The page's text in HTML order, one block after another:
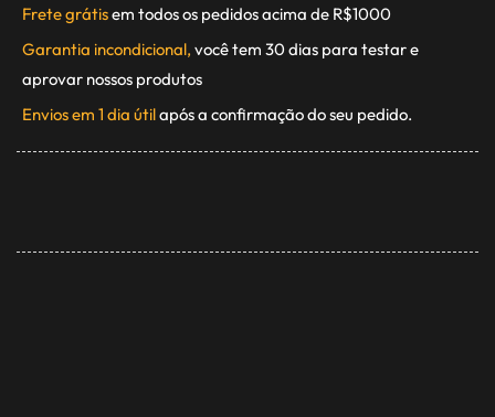
Frete grátisem todos os pedidos acima de R$1000
Garantia incondicional, você tem 30 dias para testar e
aprovar nossos produtos
Envios em 1 dia útilapós a confirmação do seu pedido.